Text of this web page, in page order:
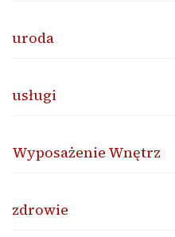
uroda
usługi
Wyposażenie Wnętrz
zdrowie